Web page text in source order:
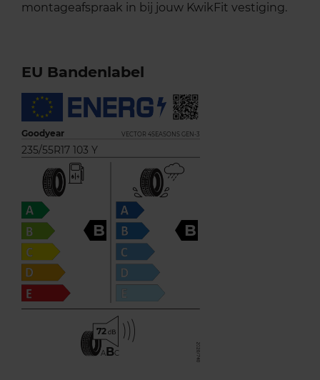
montageafspraak in bij jouw KwikFit vestiging.
EU Bandenlabel
Goodyear VECTOR 4SEASONS GEN-3
235/55R17 103 Y
B B
72
ABC